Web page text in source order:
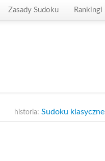
Zasady Sudoku Rankingi
historia: Sudoku klasyczne